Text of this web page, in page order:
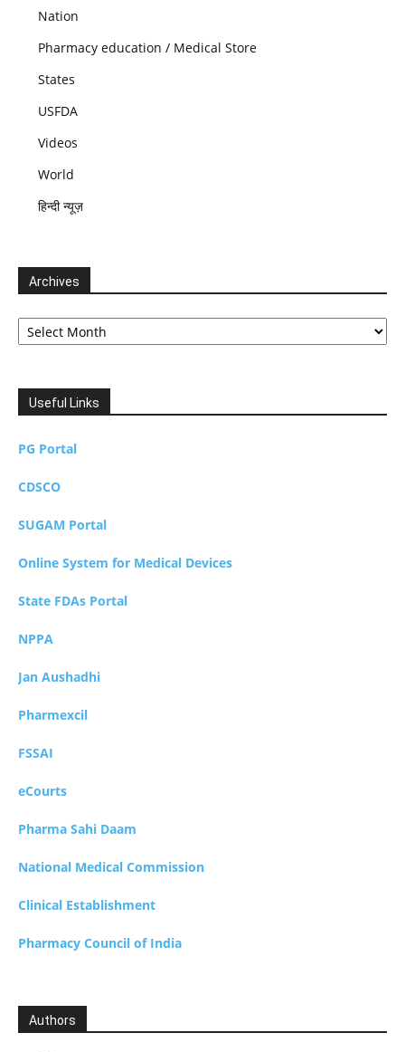
Nation
Pharmacy education / Medical Store
States
USFDA
Videos
World
हिन्दी न्यूज़
Archives
Archives
Useful Links
PG Portal
CDSCO
SUGAM Portal
Online System for Medical Devices
State FDAs Portal
NPPA
Jan Aushadhi
Pharmexcil
FSSAI
eCourts
Pharma Sahi Daam
National Medical Commission
Clinical Establishment
Pharmacy Council of India
Authors